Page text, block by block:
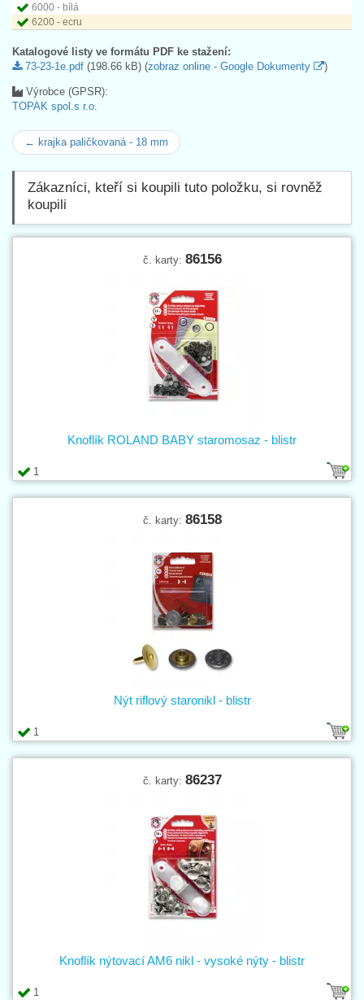
6000 - bílá
6200 - ecru
Katalogové listy ve formátu PDF ke stažení:
73-23-1e.pdf (198.66 kB) (zobraz online - Google Dokumenty )
Výrobce (GPSR):
TOPAK spol.s r.o.
← krajka paličkovaná - 18 mm
Zákazníci, kteří si koupili tuto položku, si rovněž
koupili
č. karty: 86156
1
Knoflík ROLAND BABY staromosaz - blistr
č. karty: 86158
1
Nýt riflový staronikl - blistr
č. karty: 86237
1
Knoflík nýtovací AM6 nikl - vysoké nýty - blistr